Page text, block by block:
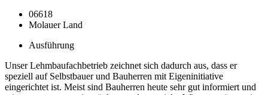
06618
Molauer Land
Ausführung
Unser Lehmbaufachbetrieb zeichnet sich dadurch aus, dass er
speziell auf Selbstbauer und Bauherren mit Eigeninitiative
eingerichtet ist. Meist sind Bauherren heute sehr gut informiert und